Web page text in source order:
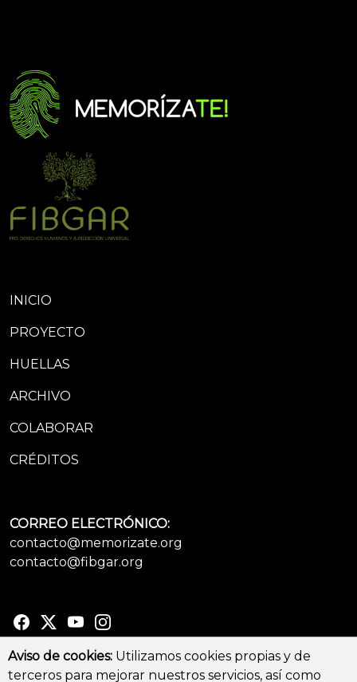
INICIO
PROYECTO
HUELLAS
ARCHIVO
COLABORAR
CRÉDITOS
CORREO ELECTRÓNICO:
contacto@memorizate.org
contacto@fibgar.org
Aviso de cookies: Utilizamos cookies propias y de
terceros para mejorar nuestros servicios, así como